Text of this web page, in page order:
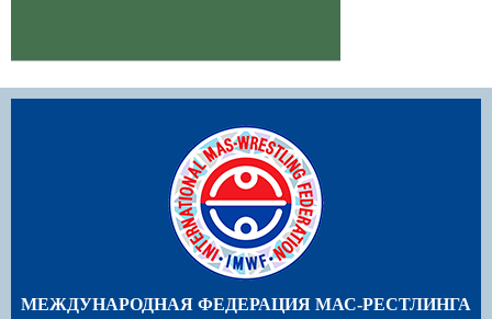
МЕЖДУНАРОДНАЯ ФЕДЕРАЦИЯ МАС-РЕСТЛИНГА